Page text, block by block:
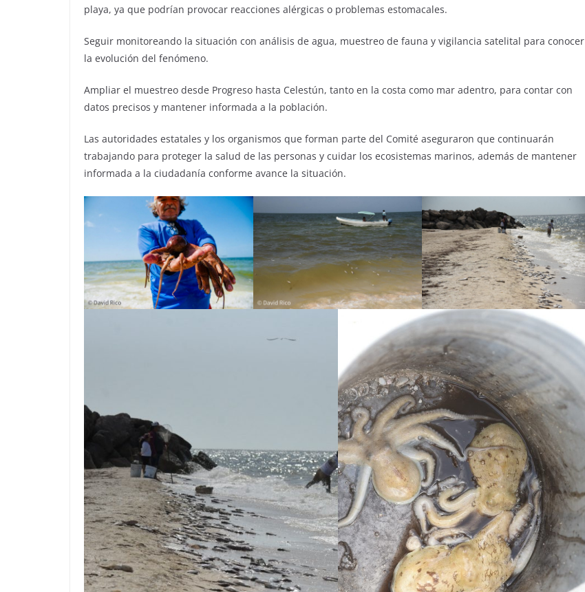
playa, ya que podrían provocar reacciones alérgicas o problemas estomacales.
Seguir monitoreando la situación con análisis de agua, muestreo de fauna y vigilancia satelital para conocer
la evolución del fenómeno.
Ampliar el muestreo desde Progreso hasta Celestún, tanto en la costa como mar adentro, para contar con
datos precisos y mantener informada a la población.
Las autoridades estatales y los organismos que forman parte del Comité aseguraron que continuarán
trabajando para proteger la salud de las personas y cuidar los ecosistemas marinos, además de mantener
informada a la ciudadanía conforme avance la situación.